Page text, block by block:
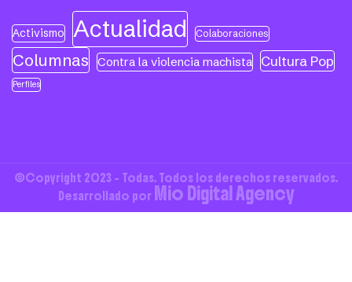
Activismo Actualidad Colaboraciones
Columnas Contra la violencia machista Cultura Pop
Perfiles
©Copyright 2023 - Todas. Todos los derechos reservados.
Desarrollado por Mio Digital Agency